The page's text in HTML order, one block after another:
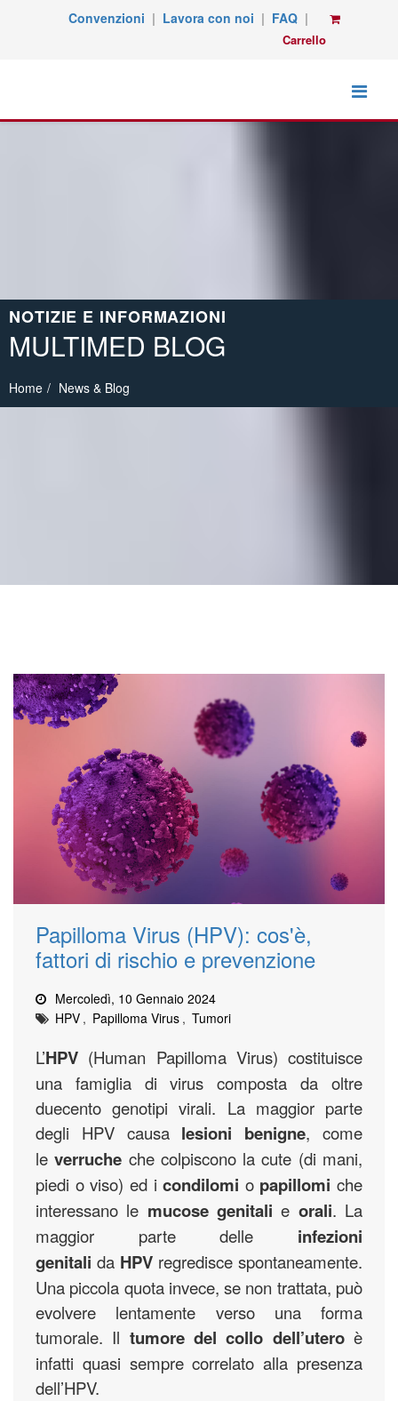
Convenzioni | Lavora con noi | FAQ |
Carrello
NOTIZIE E INFORMAZIONI
MULTIMED BLOG
Home News & Blog
Papilloma Virus (HPV): cos'è,
fattori di rischio e prevenzione
Mercoledì, 10 Gennaio 2024
HPV , Papilloma Virus , Tumori
L’HPV (Human Papilloma Virus) costituisce
una famiglia di virus composta da oltre
duecento genotipi virali. La maggior parte
degli HPV causa lesioni benigne, come
leverruche che colpiscono la cute (di mani,
piedi o viso) ed icondilomi o papillomi che
interessano le mucose genitali e orali. La
maggior parte delle infezioni
genitali da HPV regredisce spontaneamente.
Una piccola quota invece, se non trattata, può
evolvere lentamente verso una forma
tumorale. Il tumore del collo dell’uteroè
infatti quasi sempre correlato alla presenza
dell’HPV.